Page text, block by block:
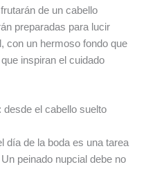
de un cabello
preparadas para lucir
con un hermoso fondo que
inspiran el cuidado
desde el cabello suelto
día de la boda es una tarea
peinado nupcial debe no